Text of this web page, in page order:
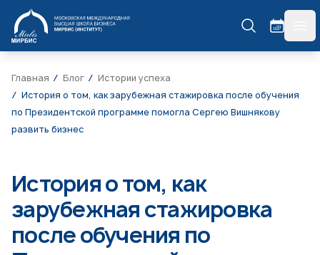
МИРБИС
Главная Блог
Истории успеха
История о том, как зарубежная стажировка после обучения
по Президентской программе помогла Сергею Вишнякову
развить бизнес
История о том, как
зарубежная стажировка
после обучения по